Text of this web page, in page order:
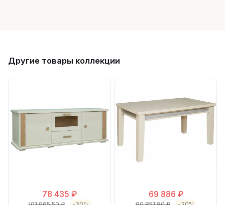
Другие товары коллекции
78 435 ₽ 69 886 ₽